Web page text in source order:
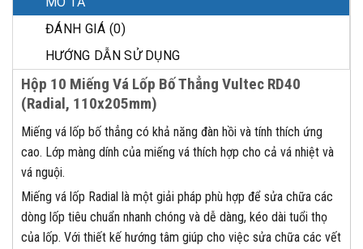
ĐÁNH GIÁ (0)
HƯỚNG DẪN SỬ DỤNG
Hộp 10 Miếng Vá Lốp Bố Thẳng Vultec RD40
(Radial, 110x205mm)
Miếng vá lốp bố thẳng có khả năng đàn hồi và tính thích ứng
cao. Lớp màng dính của miếng vá thích hợp cho cả vá nhiệt và
vá nguội.
Miếng vá lốp Radial là một giải pháp phù hợp để sửa chữa các
dòng lốp tiêu chuẩn nhanh chóng và dễ dàng, kéo dài tuổi thọ
của lốp. Với thiết kế hướng tâm giúp cho việc sửa chữa các vết